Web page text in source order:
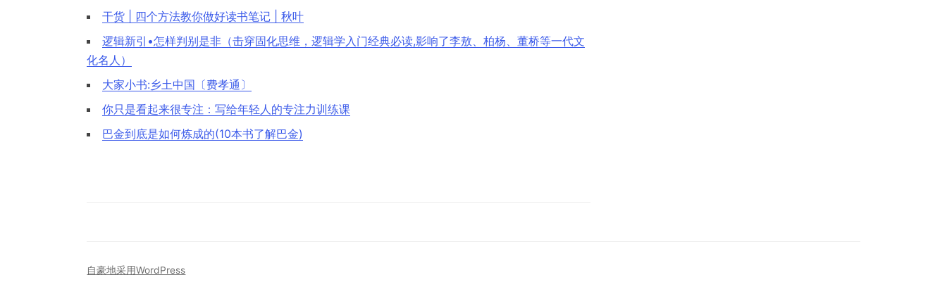
干货 | 四个方法教你做好读书笔记 | 秋叶
逻辑新引•怎样判别是非（击穿固化思维，逻辑学入门经典必读,影响了李敖、柏杨、董桥等一代文
化名人）
大家小书:乡土中国〔费孝通〕
你只是看起来很专注：写给年轻人的专注力训练课
巴金到底是如何炼成的(10本书了解巴金)
自豪地采用WordPress